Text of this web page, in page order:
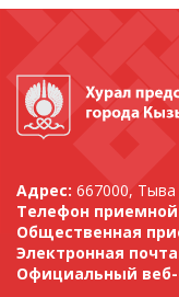
Адрес: 667000,
Телефон
Общественная
Электронная
Официальный веб-